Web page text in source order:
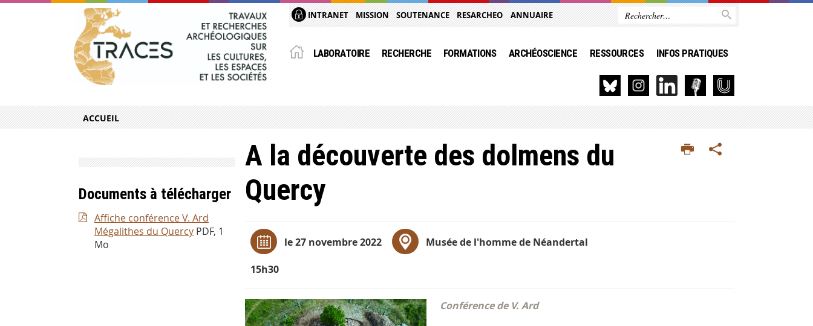
INTRANET MISSION SOUTENANCE RESARCHEO ANNUAIRE
LABORATOIRE RECHERCHE FORMATIONS ARCHÉOSCIENCE RESSOURCES INFOS PRATIQUES
ACCUEIL
A la découverte des dolmens du
Quercy
le 27 novembre 2022
15h30
Musée de l'homme de Néandertal
Conférence de V. Ard
Documents à télécharger
Affiche conférence V. Ard
Mégalithes du Quercy PDF, 1
Mo